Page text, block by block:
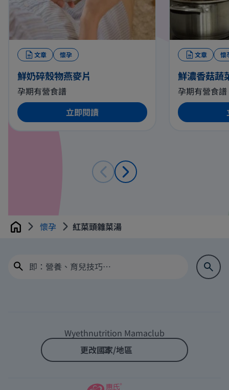
文章 懷孕
鮮奶碎殼物燕麥片
孕期有營食譜
立即閱讀
文章 懷
鮮濃香菇蔬
孕期有營食譜
Home 懷孕 紅菜頭雜菜湯
Wyethnutrition Mamaclub
更改國家/地區